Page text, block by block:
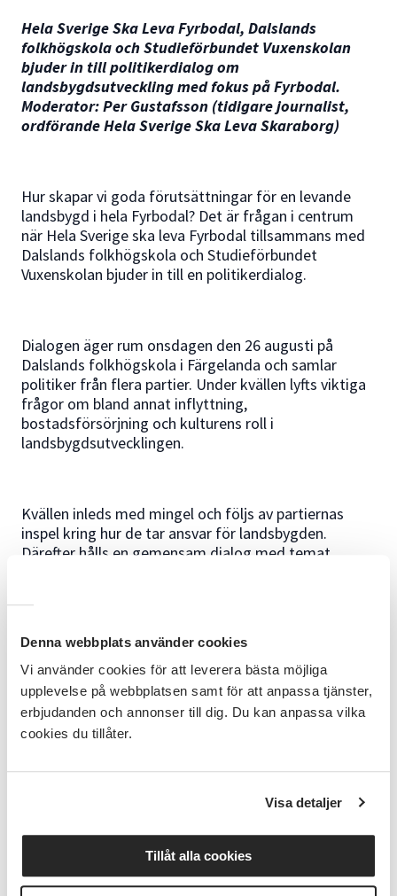
Denna webbplats använder cookies
Vi använder cookies för att leverera bästa möjliga
upplevelse på webbplatsen samt för att anpassa tjänster,
erbjudanden och annonser till dig. Du kan anpassa vilka
cookies du tillåter.
Visa detaljer
Tillåt alla cookies
Hela Sverige Ska Leva Fyrbodal, Dalslands
folkhögskola och Studieförbundet Vuxenskolan
bjuder in till politikerdialog om
landsbygdsutveckling med fokus på Fyrbodal.
Moderator: Per Gustafsson (tidigare journalist,
ordförande Hela Sverige Ska Leva Skaraborg)
Hur skapar vi goda förutsättningar för en levande
landsbygd i hela Fyrbodal? Det är frågan i centrum
när Hela Sverige ska leva Fyrbodal tillsammans med
Dalslands folkhögskola och Studieförbundet
Vuxenskolan bjuder in till en politikerdialog.
Dialogen äger rum onsdagen den 26 augusti på
Dalslands folkhögskola i Färgelanda och samlar
politiker från flera partier. Under kvällen lyfts viktiga
frågor om bland annat inflyttning,
bostadsförsörjning och kulturens roll i
landsbygdsutvecklingen.
Kvällen inleds med mingel och följs av partiernas
inspel kring hur de tar ansvar för landsbygden.
Därefter hålls en gemensam dialog med temat
bidra med sina perspektiv.
Alla som är intresserade av landsbygdens framtid är
varmt välkomna att delta och vara en del av
samtalet.
Datum: Onsdag den 26:e augusti